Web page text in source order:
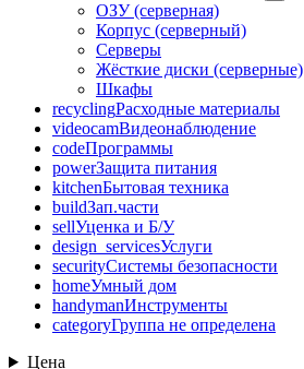
ОЗУ (серверная)
Корпус (серверный)
Серверы
Жёсткие диски (серверные)
Шкафы
recyclingРасходные материалы
videocamВидеонаблюдение
codeПрограммы
powerЗащита питания
kitchenБытовая техника
buildЗап.части
sellУценка и Б/У
design_servicesУслуги
securityСистемы безопасности
homeУмный дом
handymanИнструменты
categoryГруппа не определена
Цена